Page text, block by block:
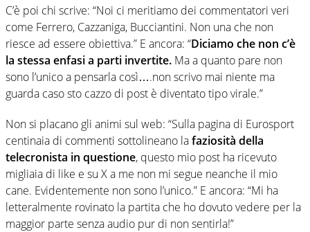
C’è poi chi scrive: “Noi ci meritiamo dei commentatori veri
come Ferrero, Cazzaniga, Bucciantini. Non una che non
riesce ad essere obiettiva.” E ancora: “Diciamo che non c’è
la stessa enfasi a parti invertite. Ma a quanto pare non
sono l’unico a pensarla così….non scrivo mai niente ma
guarda caso sto cazzo di post è diventato tipo virale.”
Non si placano gli animi sul web: “Sulla pagina di Eurosport
centinaia di commenti sottolineano lafaziosità della
telecronista in questione, questo mio post ha ricevuto
migliaia di like e su X a me non mi segue neanche il mio
cane. Evidentemente non sono l’unico.” E ancora: “Mi ha
letteralmente rovinato la partita che ho dovuto vedere per la
maggior parte senza audio pur di non sentirla!”